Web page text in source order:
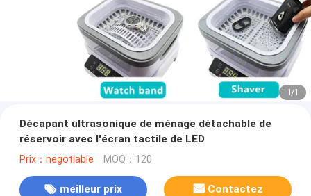
1/1
Décapant ultrasonique de ménage détachable de
réservoir avec l'écran tactile de LED
Prix：negotiable MOQ：120
meilleur prix Contactez